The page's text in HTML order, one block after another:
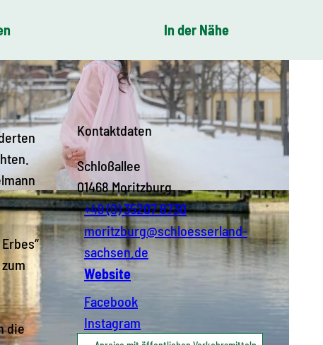
Nutzungsrechte, an SBG, 2012, Claudia Hübschmann | KI-optimiert
In der Nähe
die
Kontaktdaten
Schloßallee
01468Moritzburg
+49 (0) 35207 8730
moritzburg@schloesserland-
sachsen.de
Website
Facebook
Instagram